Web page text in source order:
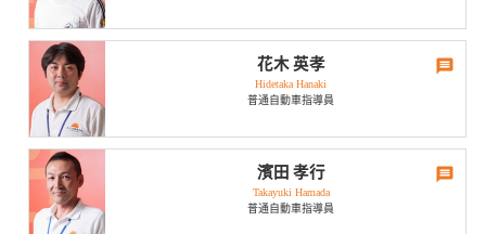
免許取得後、初めて家族を乗せて、家の近くを父親の車で走った時で
す。今でも、鮮明に憶えています。
ひとこと
休日･趣味は？
映画鑑賞。
冬の雪道でタイヤチェーンの内側にはめるスプリングが切れて、友人
とジャージのひもで代用し、その後、車がオーバーヒートを起こす等
トラブル続きでスキーへ行った事。
花木 英孝
Hidetaka Hanaki
普通自動車指導員
休日･趣味は？
調理師免許もあり、よく料理します。バイクはCB1300でツーリングし
たりしています。あと自作パソコンや野菜作りなど。
濱田 孝行
Takayuki Hamada
普通自動車指導員